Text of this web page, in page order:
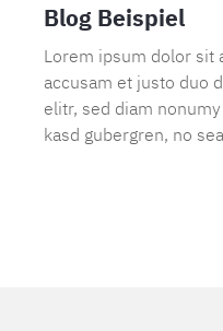
Blog Beispiel
Lorem ipsum dolor sit
accusam et justo duo
elitr, sed diam
kasd gubergren, no